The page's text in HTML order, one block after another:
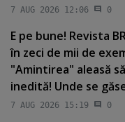
7 AUG 2026 12:06 0
E pe bune! Revista
în zeci de mii de
"Amintirea" aleasă
inedită! Unde se
7 AUG 2026 15:19 0